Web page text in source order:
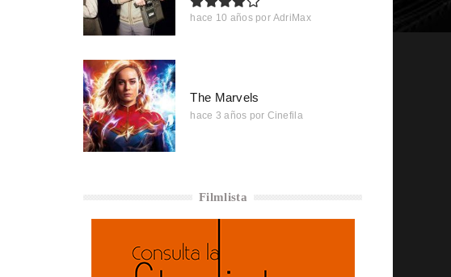
hace 10 años por AdriMax
The Marvels
hace 3 años por Cinefila
Filmlista